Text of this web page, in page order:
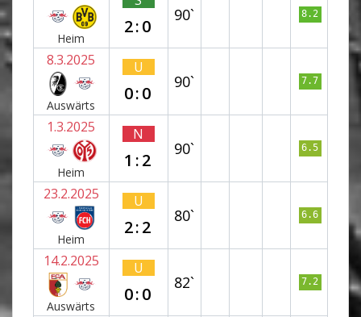
Heim
2:0
90` 8.2
8.3.2025
Auswärts
U
0:0
90` 7.7
1.3.2025
Heim
N
1:2
90` 6.5
23.2.2025
Heim
U
2:2
80` 6.6
14.2.2025
Auswärts
U
0:0
82` 7.2